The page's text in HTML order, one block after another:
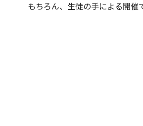
もちろん、生徒の手による開催